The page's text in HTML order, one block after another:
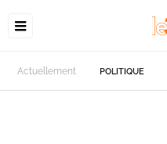
Actuellement POLITIQUE